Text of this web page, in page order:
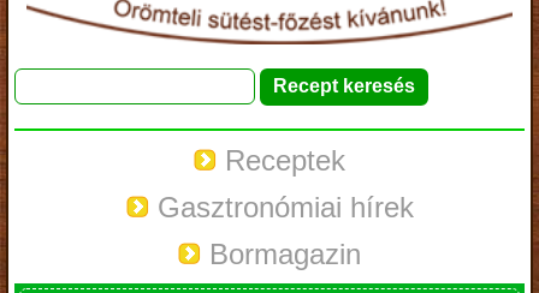
Receptek
Gasztronómiai hírek
Bormagazin